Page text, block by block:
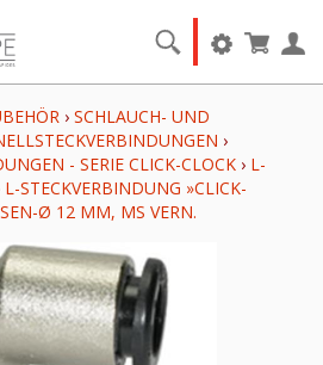
› SCHLAUCH- UND
›
- SERIE CLICK-CLOCK › L-
L-STECKVERBINDUNG »CLICK-
Ø 12 MM, MS VERN.